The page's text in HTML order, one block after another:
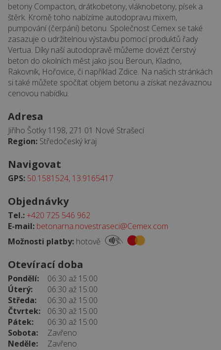
betony Compacton, drátkobetony, vláknobetony, písek a
štěrk. Kromě toho nabízíme autodopravu mixem,
pumpování (čerpání) betonu. Společnost Cemex se také
zasazuje o udržitelnou výstavbu pomocí produktů řady
Vertua. Díky naší autodopravě můžeme dovézt čerstvý
beton do okolních měst jako jsou Beroun, Kladno,
Rakovník, Hořovice, či například Zdice. Na našich stránkách
si také můžete spočítat objem betonu a získat nezávaznou
cenovou nabídku.
Adresa
Jiřího Šotky 1198, 271 01 Nové Strašecí
Region: Středočeský kraj
Navigovat
GPS: 50.1581524, 13.9165417
Objednávky
Tel.:+420 725 546 962
E-mail: betonarna.novestraseci@Cemex.com
Možnosti platby: hotově
Otevírací doba
Pondělí:
06:30 až 15:00
Úterý:
06:30 až 15:00
Středa:
06:30 až 15:00
Čtvrtek:
06:30 až 15:00
Pátek:
06:30 až 15:00
Sobota:
Zavřeno
Neděle:
Zavřeno